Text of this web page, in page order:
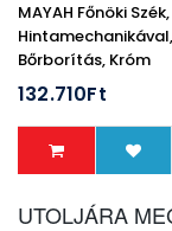
MAYAH Főnöki Szék,
Bőrborítás, Króm
132.710Ft
UTOLJÁRA